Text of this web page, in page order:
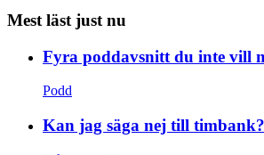
Mest läst just nu
Fyra poddavsnitt du inte vill
Podd
Kan jag säga nej till timbank?